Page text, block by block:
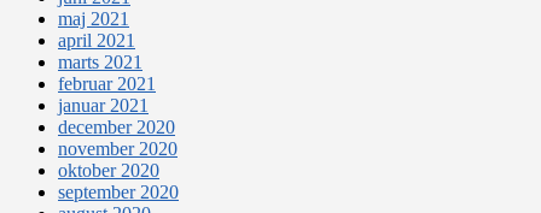
maj 2021
april 2021
marts 2021
februar 2021
januar 2021
december 2020
november 2020
oktober 2020
september 2020